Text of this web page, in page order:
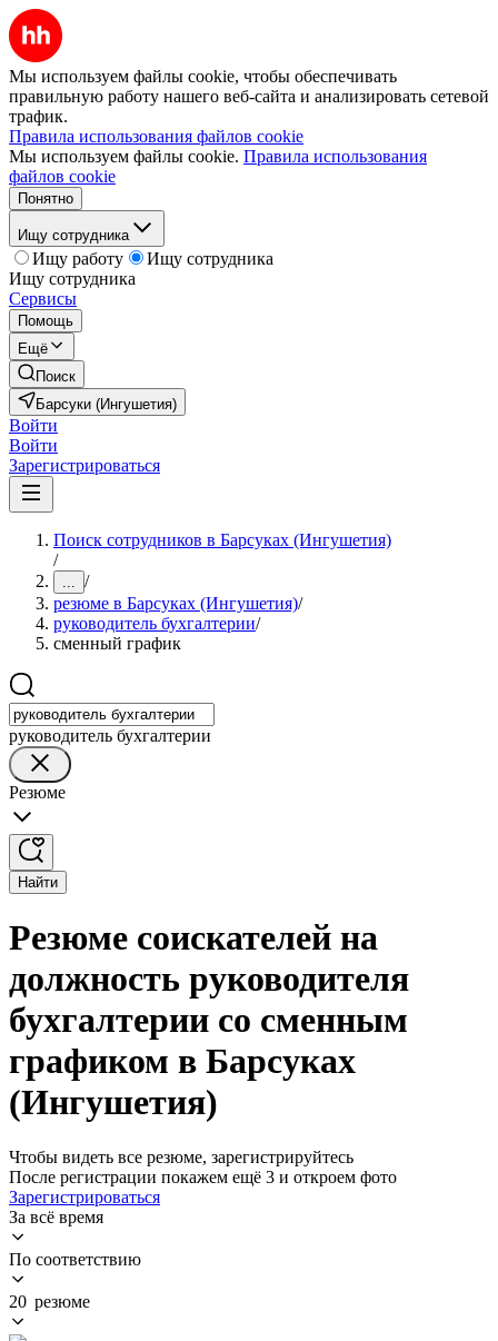
Мы используем файлы cookie, чтобы обеспечивать
правильную работу нашего веб-сайта и анализировать сетевой
трафик.
Правила использования файлов cookie
Мы используем файлы cookie. Правила использования
файлов cookie
Понятно
Ищу сотрудника
Ищу работу
Ищу сотрудника
Ищу сотрудника
Сервисы
Помощь
Ещё
Поиск
Барсуки (Ингушетия)
Войти
Войти
Зарегистрироваться
Поиск сотрудников в Барсуках (Ингушетия)
/
... /
резюме в Барсуках (Ингушетия)/
руководитель бухгалтерии/
сменный график
руководитель бухгалтерии
Резюме
Найти
Резюме соискателей на
должность руководителя
бухгалтерии со сменным
графиком в Барсуках
(Ингушетия)
Чтобы видеть все резюме, зарегистрируйтесь
После регистрации покажем ещё 3 и откроем фото
Зарегистрироваться
За всё время
По соответствию
20 резюме